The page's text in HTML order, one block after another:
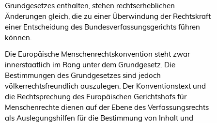
Grundgesetzes enthalten, stehen rechtserheblichen
Änderungen gleich, die zu einer Überwindung der Rechtskraft
einer Entscheidung des Bundesverfassungsgerichts führen
können.
Die Europäische Menschenrechtskonvention steht zwar
innerstaatlich im Rang unter dem Grundgesetz. Die
Bestimmungen des Grundgesetzes sind jedoch
völkerrechtsfreundlich auszulegen. Der Konventionstext und
die Rechtsprechung des Europäischen Gerichtshofs für
Menschenrechte dienen auf der Ebene des Verfassungsrechts
als Auslegungshilfen für die Bestimmung von Inhalt und